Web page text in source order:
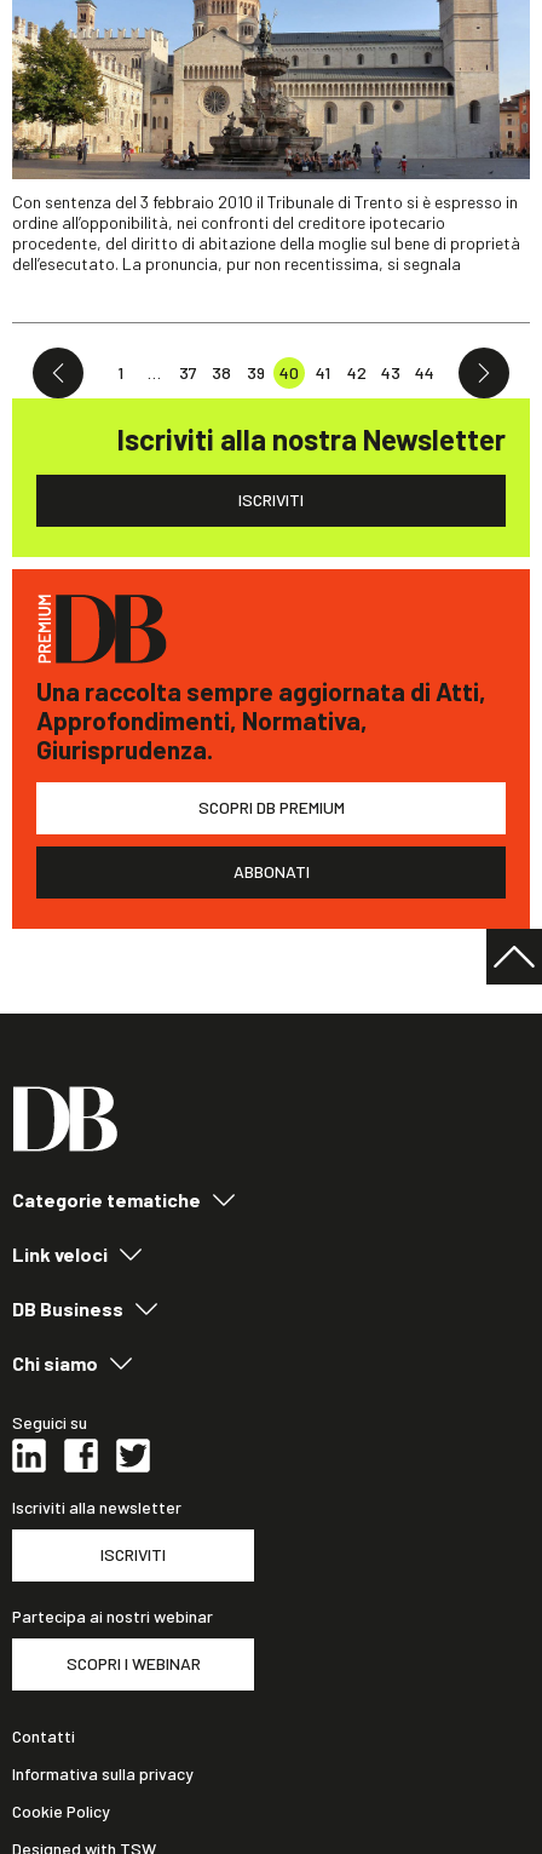
Con sentenza del 3 febbraio 2010 il Tribunale di Trento si è espresso in
ordine all’opponibilità, nei confronti del creditore ipotecario
procedente, del diritto di abitazione della moglie sul bene di proprietà
dell’esecutato. La pronuncia, pur non recentissima, si segnala
1 37 38 39 40 41 42 43 44
Iscriviti alla nostra Newsletter
ISCRIVITI
Una raccolta sempre aggiornata di Atti,
Approfondimenti, Normativa,
Giurisprudenza.
SCOPRI DB PREMIUM
ABBONATI
Categorie tematiche
Link veloci
DB Business
Chi siamo
Seguici su
Iscriviti alla newsletter
ISCRIVITI
Partecipa ai nostri webinar
SCOPRI I WEBINAR
Contatti
Informativa sulla privacy
Cookie Policy
Designed with TSW